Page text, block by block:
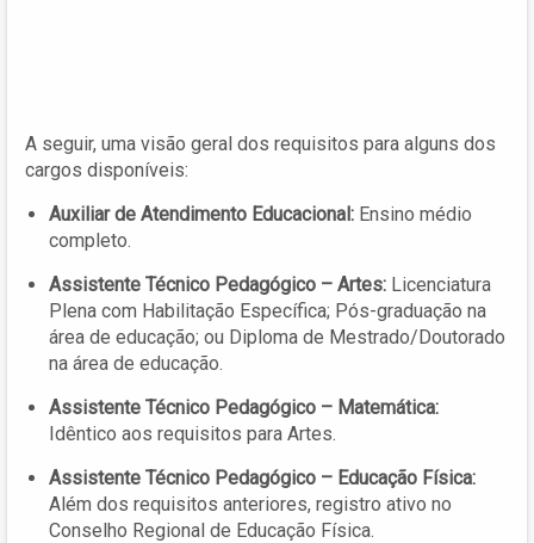
A seguir, uma visão geral dos requisitos para alguns dos
cargos disponíveis:
Auxiliar de Atendimento Educacional: Ensino médio
completo.
Assistente Técnico Pedagógico – Artes: Licenciatura
Plena com Habilitação Específica; Pós-graduação na
área de educação; ou Diploma de Mestrado/Doutorado
na área de educação.
Assistente Técnico Pedagógico – Matemática:
Idêntico aos requisitos para Artes.
Assistente Técnico Pedagógico – Educação Física:
Além dos requisitos anteriores, registro ativo no
Conselho Regional de Educação Física.